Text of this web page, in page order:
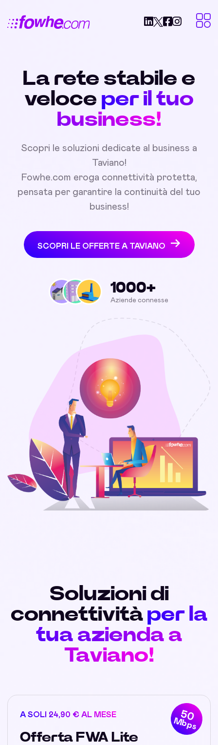
La rete stabile e
veloce per il tuo
business!
Scopri le soluzioni dedicate al business a
Taviano!
Fowhe.com eroga connettività protetta,
pensata per garantire la continuità del tuo
business!
SCOPRI LE OFFERTE A TAVIANO
1000+
Aziende connesse
Soluzioni di
connettività per la
tua azienda a
Taviano!
50
Mbps
A SOLI 24,90 € AL MESE
Offerta FWA Lite